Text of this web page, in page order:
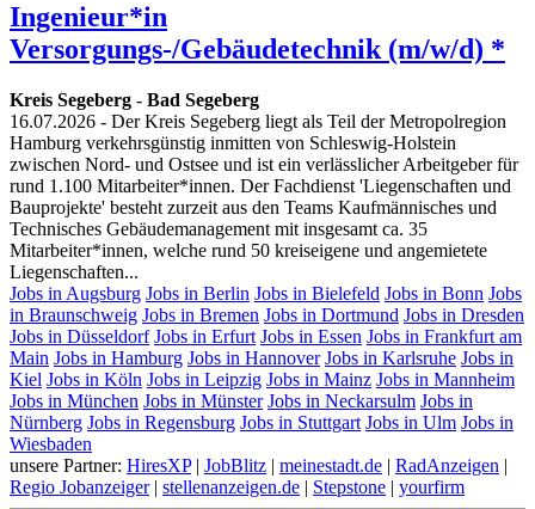
Ingenieur*in
Versorgungs-/Gebäudetechnik (m/w/d) *
Kreis Segeberg - Bad Segeberg
16.07.2026 - Der Kreis Segeberg liegt als Teil der Metropolregion
Hamburg verkehrsgünstig inmitten von Schleswig-Holstein
zwischen Nord- und Ostsee und ist ein verlässlicher Arbeitgeber für
rund 1.100 Mitarbeiter*innen. Der Fachdienst 'Liegenschaften und
Bauprojekte' besteht zurzeit aus den Teams Kaufmännisches und
Technisches Gebäudemanagement mit insgesamt ca. 35
Mitarbeiter*innen, welche rund 50 kreiseigene und angemietete
Liegenschaften...
Jobs in Augsburg Jobs in Berlin Jobs in Bielefeld Jobs in Bonn Jobs
in Braunschweig Jobs in Bremen Jobs in Dortmund Jobs in Dresden
Jobs in Düsseldorf Jobs in Erfurt Jobs in Essen Jobs in Frankfurt am
Main Jobs in Hamburg Jobs in Hannover Jobs in Karlsruhe Jobs in
Kiel Jobs in Köln Jobs in Leipzig Jobs in Mainz Jobs in Mannheim
Jobs in München Jobs in Münster Jobs in Neckarsulm Jobs in
Nürnberg Jobs in Regensburg Jobs in Stuttgart Jobs in Ulm Jobs in
Wiesbaden
unsere Partner: HiresXP| JobBlitz | meinestadt.de | RadAnzeigen |
Regio Jobanzeiger| stellenanzeigen.de | Stepstone | yourfirm